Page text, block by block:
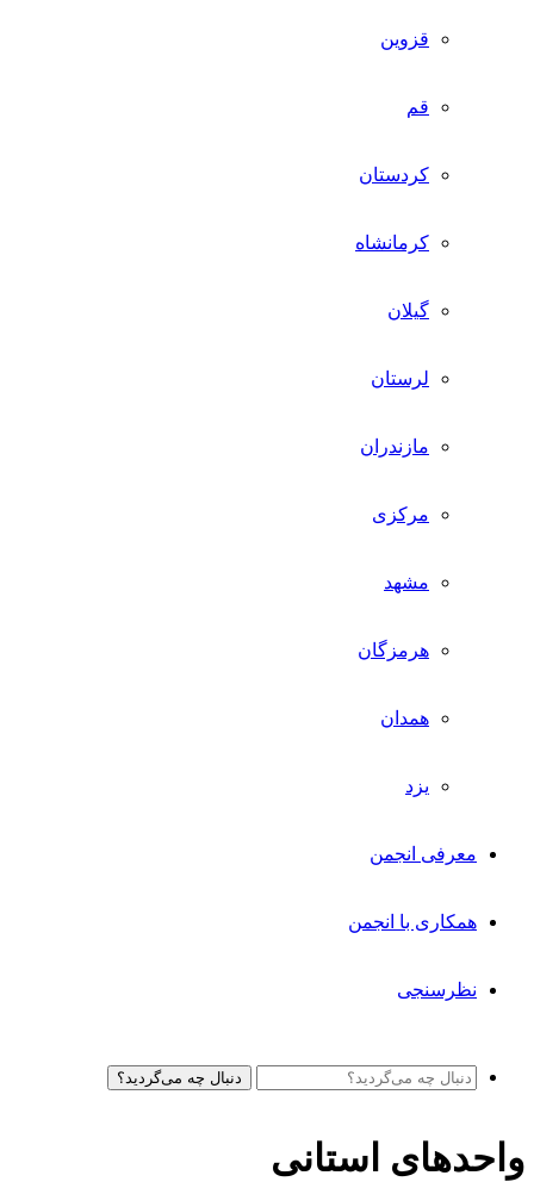
قزوین
قم
کردستان
کرمانشاه
گیلان
لرستان
مازندران
مرکزی
مشهد
هرمزگان
همدان
یزد
معرفی انجمن
همکاری با انجمن
نظرسنجی
دنبال چه می‌گردید؟
واحدهای استانی